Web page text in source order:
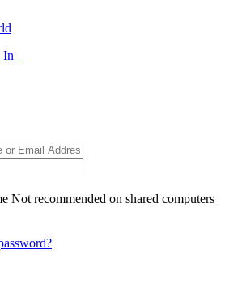
In
Not recommended on shared computers